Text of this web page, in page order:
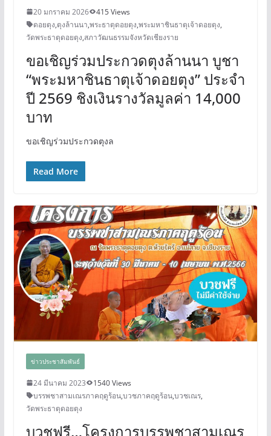
20 มกราคม 2026
415 Views
ดอยตุง,ตุงล้านนา,พระธาตุดอยตุง,พระมหาชินธาตุเจ้าดอยตุง,
วัดพระธาตุดอยตุง,สภาวัฒนธรรมจังหวัดเชียงราย
ขอเชิญร่วมประกวดตุงล้านนา บูชา
“พระมหาชินธาตุเจ้าดอยตุง” ประจำ
ปี 2569 ชิงเงินรางวัลมูลค่า 14,000
บาท
ขอเชิญร่วมประกวดตุงล
Read More
ข่าวประชาสัมพันธ์
24 มีนาคม 2023
1540 Views
บรรพชาสามเณรภาคฤดูร้อน,บวชภาคฤดูร้อน,บวชเณร,
วัดพระธาตุดอยตุง
บวชฟรี…โครงการบรรพชาสามเณร